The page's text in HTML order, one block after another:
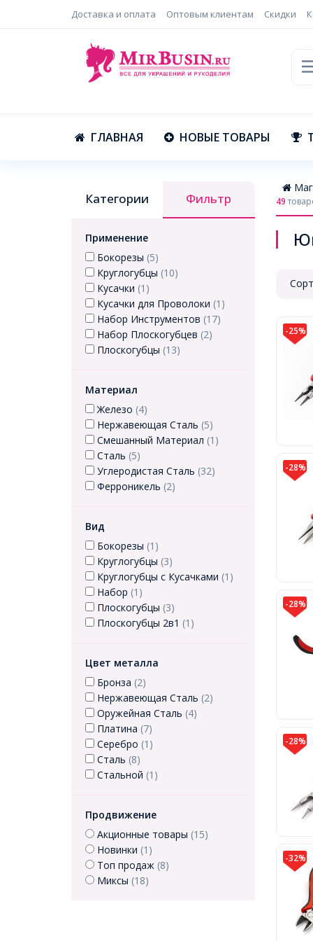
Доставка и оплата Оптовым клиентам Скидки
ГЛАВНАЯ НОВЫЕ ТОВАРЫ
Категории Фильтр
Применение
Бокорезы (5)
Круглогубцы (10)
Кусачки (1)
Кусачки для Проволоки (1)
Набор Инструментов (17)
Набор Плоскогубцев (2)
Плоскогубцы (13)
Материал
Железо (4)
Нержавеющая Сталь (5)
Смешанный Материал (1)
Сталь (5)
Углеродистая Сталь (32)
Ферроникель (2)
Вид
Бокорезы (1)
Круглогубцы (3)
Круглогубцы с Кусачками (1)
Набор (1)
Плоскогубцы (3)
Плоскогубцы 2в1 (1)
Цвет металла
Бронза (2)
Нержавеющая Сталь (2)
Оружейная Сталь (4)
Платина (7)
Серебро (1)
Сталь (8)
Стальной (1)
Продвижение
Акционные товары (15)
Новинки (1)
Топ продаж (8)
Миксы (18)
49
-25%
-28%
-28%
-28%
-32%